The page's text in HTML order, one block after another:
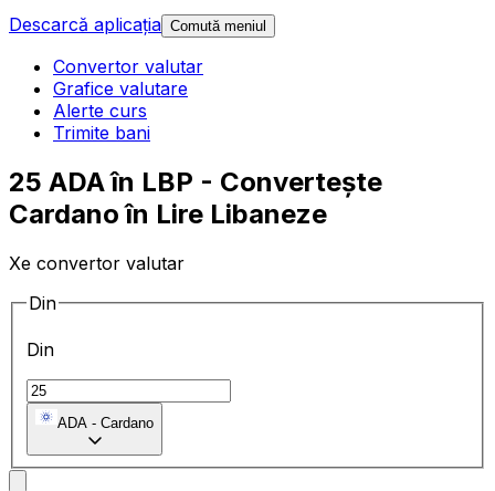
Descarcă aplicația Comută meniul
Convertor valutar
Grafice valutare
Alerte curs
Trimite bani
25 ADA în LBP - Convertește
Cardano în Lire Libaneze
Xe convertor valutar
Din
Din
ADA - Cardano